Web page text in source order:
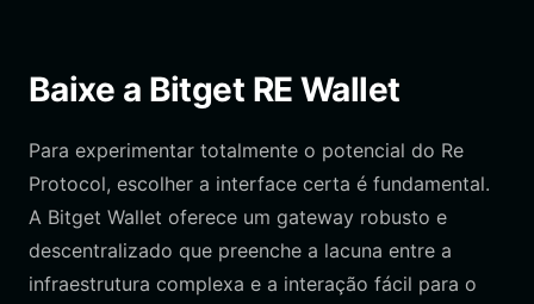
Baixe a Bitget RE Wallet
Para experimentar totalmente o potencial do Re
Protocol, escolher a interface certa é fundamental.
A Bitget Wallet oferece um gateway robusto e
descentralizado que preenche a lacuna entre a
infraestrutura complexa e a interação fácil para o